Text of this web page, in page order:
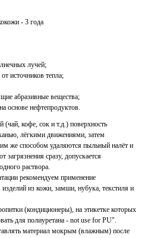
- 3 года
лучей;
источников тепла;
абразивные вещества;
основе нефтепродуктов.
(чай, кофе, сок и т.д.) поверхность
лёгкими движениями, затем
же способом удаляются пыльный налёт и
загрязнения сразу, допускается
раствора.
рекомендуем применение
из кожи, замши, нубука, текстиля и
(кондиционеры), на этикетке которых
для полиуретана - not use for PU".
материал мокрым (влажным) после